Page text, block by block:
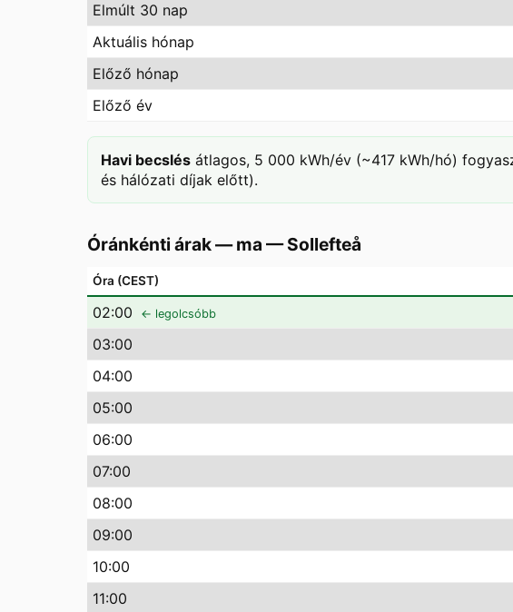
Elmúlt 30 nap
Aktuális hónap
Előző hónap
Előző év
Havi becslés átlagos, 5 000 kWh/év (~417 kWh/hó)
és hálózati díjak előtt).
Óránkénti árak — ma —Sollefteå
Óra (CEST)
02:00 ← legolcsóbb
03:00
04:00
05:00
06:00
07:00
08:00
09:00
10:00
11:00